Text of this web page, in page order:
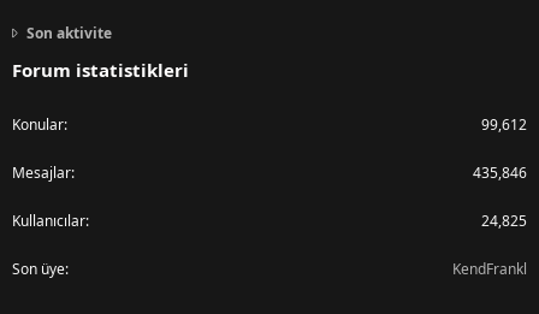
Son aktivite
Forum istatistikleri
Konular 99,612
Mesajlar 435,846
Kullanıcılar 24,825
Son üye KendFrankl